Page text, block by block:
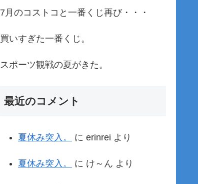
7月のコストコと一番くじ再び・・・
買いすぎた一番くじ。
スポーツ観戦の夏がきた。
最近のコメント
夏休み突入。 に erinrei より
夏休み突入。 に け～ん より